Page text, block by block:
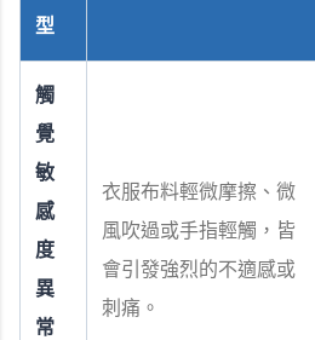
型
觸
覺
敏
感
度
異
常
衣服布料輕微摩擦、微
風吹過或手指輕觸，皆
會引發強烈的不適感或
刺痛。